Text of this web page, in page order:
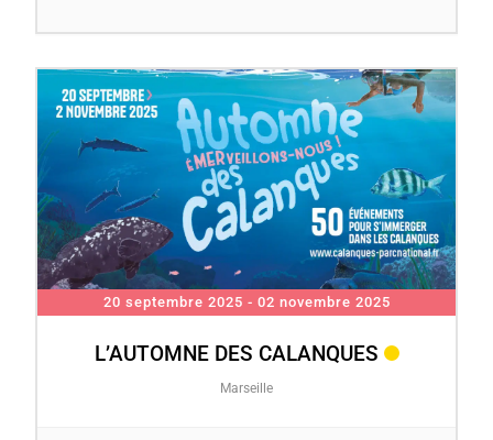
20 septembre 2025 - 02 novembre 2025
L’AUTOMNE DES CALANQUES
Marseille